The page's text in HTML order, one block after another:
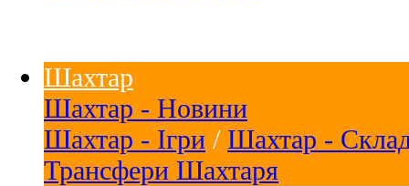
Шахтар
Шахтар - Новини
Шахтар - Ігри / Шахтар -
Трансфери Шахтаря